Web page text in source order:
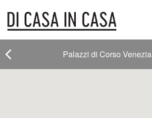
Palazzi di Corso Venezia